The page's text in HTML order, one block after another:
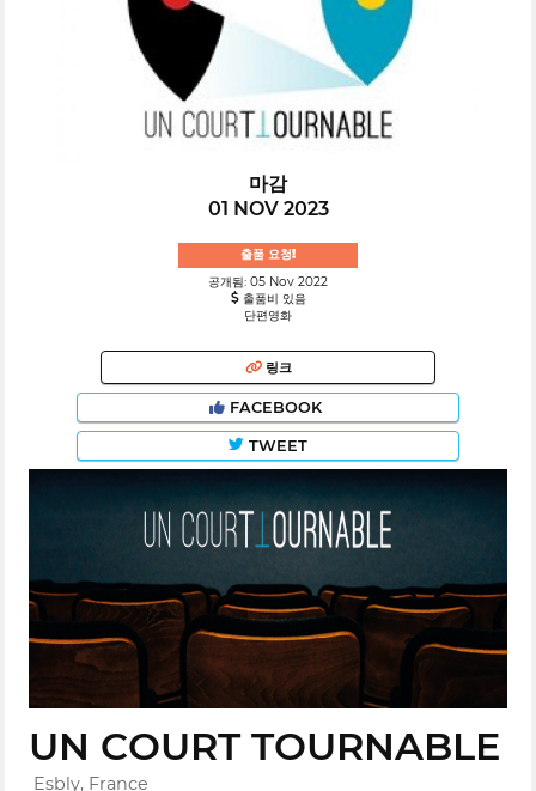
마감
01 NOV 2023
출품 요청!
공개됨: 05 Nov 2022
출품비 있음
단편영화
링크
FACEBOOK
TWEET
UN COURT TOURNABLE
Esbly, France